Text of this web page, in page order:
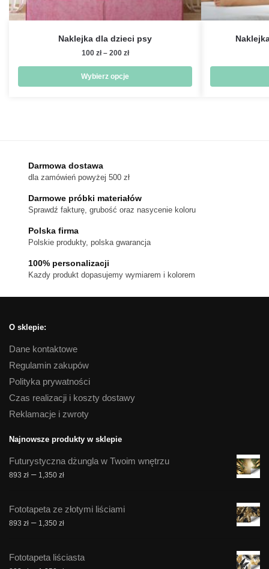
Naklejka dla dzieci psy
100 zł – 200 złZakres
od
100 zł
Wybierz opcje
można
wybrać
na
produktu
Darmowa dostawa
dla zamówień powyżej 500 zł
Darmowe próbki materiałów
Sprawdź fakturę, grubość oraz nasycenie koloru
Polska firma
Polskie produkty, polska gwarancja
100% personalizacji
Kazdy produkt dopasujemy wymiarem i kolorem
O sklepie:
Dane kontaktowe
Regulamin zakupów
Polityka prywatności
Czas realizacji i koszty dostawy
Reklamacje i zwroty
Najnowsze produkty w sklepie
Futurystyczna dżungla w Twoim wnętrzu
893 zł – 1,350 złZakres
893 zł
do
Fototapeta ze złotymi liściami
893 zł – 1,350 złZakres
893 zł
Fototapeta liściasta